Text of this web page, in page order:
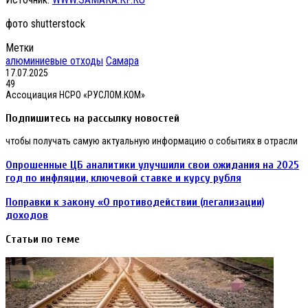
фото shutterstock
Метки
алюминиевые отходы Самара
17.07.2025
49
Ассоциация НСРО «РУСЛОМ.КОМ»
Подпишитесь на рассылку новостей
чтобы получать самую актуальную информацию о событиях в отрасли
Опрошенные
ЦБ
аналитики
улучшили
свои
ожидания
2025
по
инфляции,
ключевой
ставке
и
Опрошенные ЦБ аналитики улучшили свои ожидания на 2025
год по инфляции, ключевой ставке и курсу рубля
Поправки
к
закону
«О
противодействии
(легализации)
доходов
Поправки к закону «О противодействии (легализации)
доходов
Статьи по теме